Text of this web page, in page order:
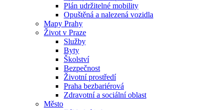
Plán udržitelné mobility
Opuštěná a nalezená vozidla
Mapy Prahy
Život v Praze
Služby
Byty
Školství
Bezpečnost
Životní prostředí
Praha bezbariérová
Zdravotní a sociální oblast
Město